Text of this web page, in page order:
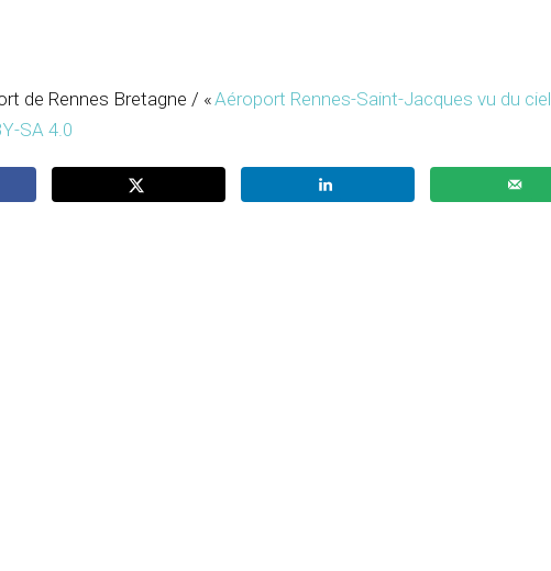
de Rennes Bretagne / «Aéroport Rennes-Saint-Jacques vu du ciel
SA 4.0